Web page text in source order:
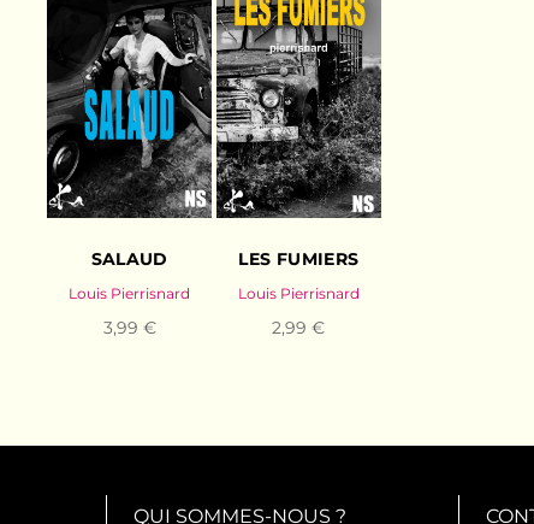
SALAUD
Louis Pierrisnard
3,99 €
LES FUMIERS
Louis Pierrisnard
2,99 €
QUI SOMMES-NOUS ?